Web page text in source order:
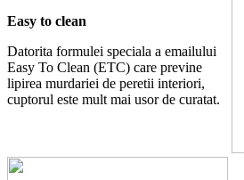
Easy to clean
Datorita formulei speciala a emailului
Easy To Clean (ETC) care previne
lipirea murdariei de peretii interiori,
cuptorul este mult mai usor de curatat.